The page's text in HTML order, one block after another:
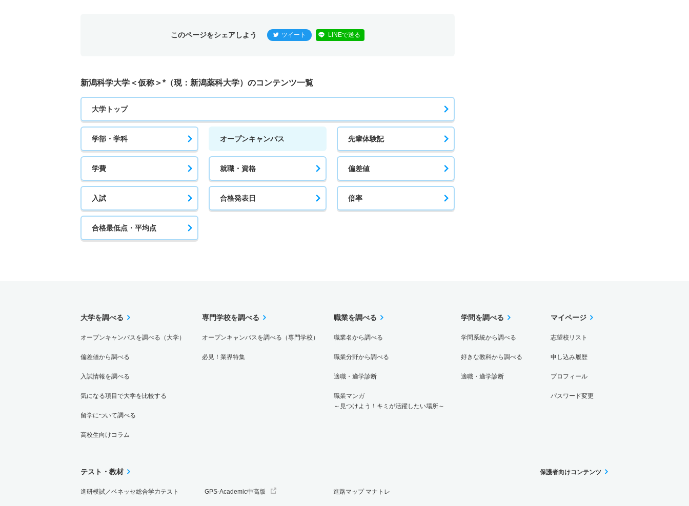
このページをシェアしよう ツイート LINEで送る
新潟科学大学＜仮称＞*（現：新潟薬科大学）のコンテンツ一覧
大学トップ
学部・学科 オープンキャンパス 先輩体験記
学費 就職・資格 偏差値
入試 合格発表日 倍率
合格最低点・平均点
大学を調べる
オープンキャンパスを調べる（大学）
偏差値から調べる
入試情報を調べる
気になる項目で大学を比較する
留学について調べる
高校生向けコラム
専門学校を調べる
オープンキャンパスを調べる（専門学校）
必見！業界特集
職業を調べる
職業名から調べる
職業分野から調べる
適職・適学診断
職業マンガ
～見つけよう！キミが活躍したい場所～
学問を調べる
学問系統から調べる
好きな教科から調べる
適職・適学診断
マイページ
志望校リスト
申し込み履歴
プロフィール
パスワード変更
テスト・教材
進研模試／ベネッセ総合学力テスト GPS-Academic中高版 進路マップ マナトレ
保護者向けコンテンツ